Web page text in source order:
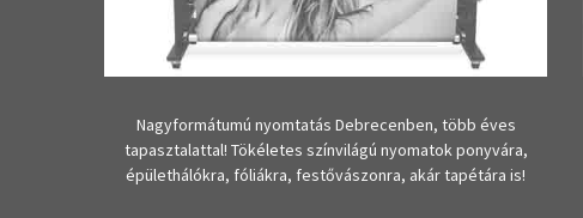
Nagyformátumú nyomtatás Debrecenben, több éves
tapasztalattal! Tökéletes színvilágú nyomatok ponyvára,
épülethálókra, fóliákra, festővászonra, akár tapétára is!